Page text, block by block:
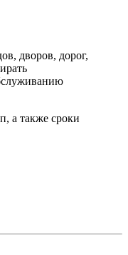
дворов, дорог,
а также сроки